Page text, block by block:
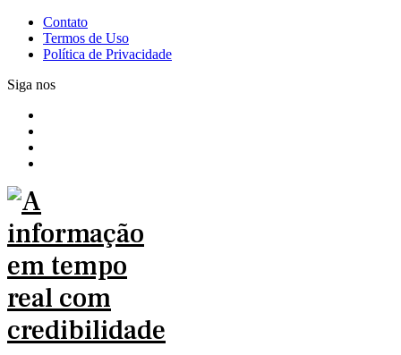
Contato
Termos de Uso
Política de Privacidade
Siga nos